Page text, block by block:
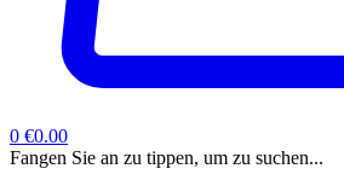
0 €0.00
Fangen Sie an zu tippen, um zu suchen...